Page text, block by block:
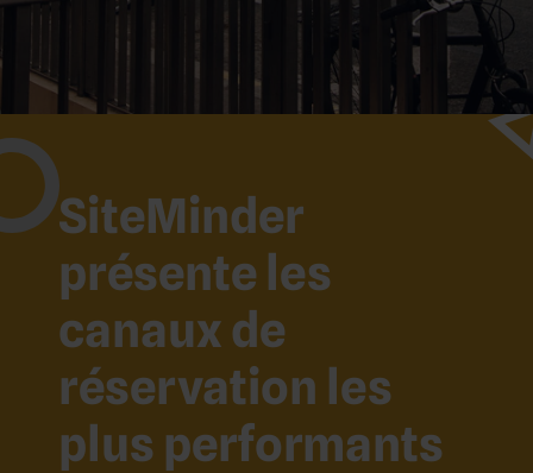
SiteMinder
présente les
canaux de
réservation les
plus performants